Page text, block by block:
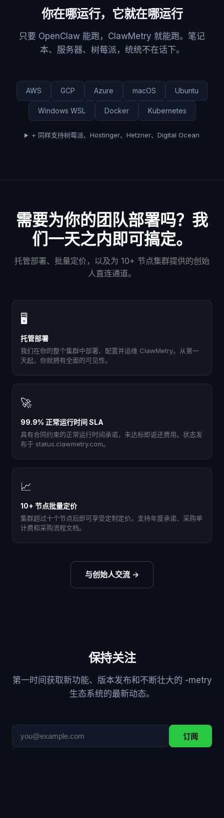
你在哪运行，它就在哪运行
只要 OpenClaw 能跑，ClawMetry 就能跑。笔记
本、服务器、树莓派，统统不在话下。
AWS GCP Azure macOS Ubuntu
Windows WSL Docker Kubernetes
+ 同样支持树莓派、Hostinger、Hetzner、Digital Ocean
需要为你的团队部署吗？我
们一天之内即可搞定。
托管部署、批量定价，以及为 10+ 节点集群提供的创始
人直连通道。
🖥
托管部署
我们在你的整个集群中部署、配置并运维 ClawMetry。从第一
天起，你就拥有全面的可见性。
🚀
99.9% 正常运行时间 SLA
具有合同约束的正常运行时间承诺，未达标即返还费用。状态发
布于 status.clawmetry.com。
📈
10+ 节点批量定价
集群超过十个节点后即可享受定制定价。支持年度承诺、采购单
计费和采购流程文档。
与创始人交流 →
保持关注
第一时间获取新功能、版本发布和不断壮大的 -metry
生态系统的最新动态。
订阅